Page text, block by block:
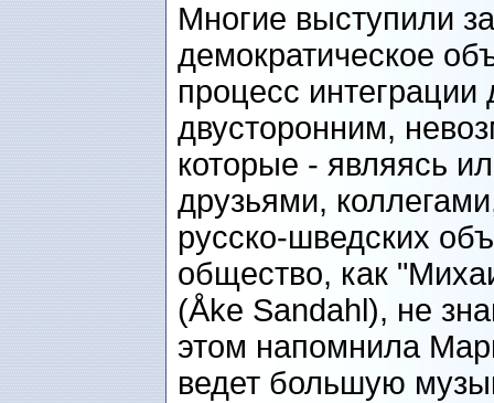
Многие выступили
демократическое
процесс
двусторонним,
которые - являясь
друзьями,
русско-шведских
общество, как
(Åke Sandahl), не
этом напомнила
ведет большую